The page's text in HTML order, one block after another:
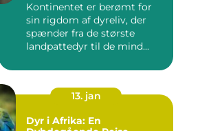
giraffer
Kontinentet er berømt for
sin rigdom af dyreliv, der
spænder fra de største
landpattedyr til de mind...
13. jan
Dyr i Afrika: En